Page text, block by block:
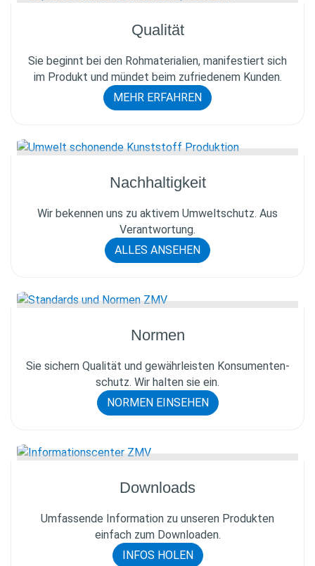
Qualität
Sie beginnt bei den Rohmaterialien, manifestiert sich
im Produkt und mündet beim zufriedenem Kunden.
MEHR ERFAHREN
Nachhaltig­keit
Wir bekennen uns zu aktivem Umweltschutz. Aus
Verantwortung.
ALLES ANSEHEN
Normen
Sie sichern Qualität und gewährleisten Konsumenten­
schutz. Wir halten sie ein.
NORMEN EINSEHEN
Downloads
Umfassende Information zu unseren Produkten
einfach zum Downloaden.
INFOS HOLEN